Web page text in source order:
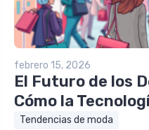
febrero 15, 2026
El Futuro de los
Cómo la
Tendencias de moda